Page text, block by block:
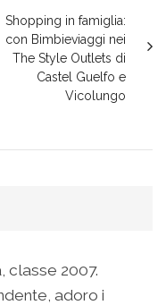
Shopping in famiglia:
con Bimbieviaggi nei
The Style Outlets di
Castel Guelfo e
Vicolungo
classe 2007.
adoro i